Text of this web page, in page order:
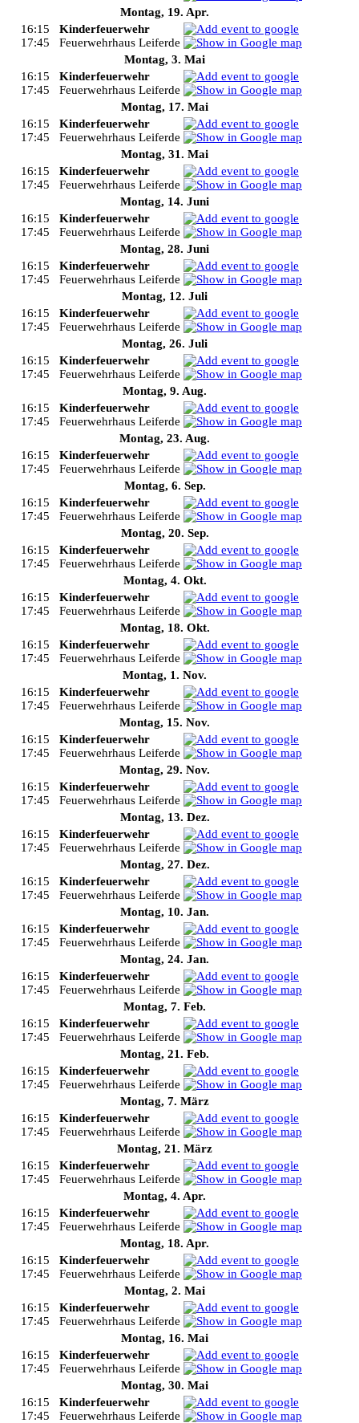
Montag, 19. Apr.
16:15
17:45
Kinderfeuerwehr
Feuerwehrhaus Leiferde
Montag, 3. Mai
16:15
17:45
Kinderfeuerwehr
Feuerwehrhaus Leiferde
Montag, 17. Mai
16:15
17:45
Kinderfeuerwehr
Feuerwehrhaus Leiferde
Montag, 31. Mai
16:15
17:45
Kinderfeuerwehr
Feuerwehrhaus Leiferde
Montag, 14. Juni
16:15
17:45
Kinderfeuerwehr
Feuerwehrhaus Leiferde
Montag, 28. Juni
16:15
17:45
Kinderfeuerwehr
Feuerwehrhaus Leiferde
Montag, 12. Juli
16:15
17:45
Kinderfeuerwehr
Feuerwehrhaus Leiferde
Montag, 26. Juli
16:15
17:45
Kinderfeuerwehr
Feuerwehrhaus Leiferde
Montag, 9. Aug.
16:15
17:45
Kinderfeuerwehr
Feuerwehrhaus Leiferde
Montag, 23. Aug.
16:15
17:45
Kinderfeuerwehr
Feuerwehrhaus Leiferde
Montag, 6. Sep.
16:15
17:45
Kinderfeuerwehr
Feuerwehrhaus Leiferde
Montag, 20. Sep.
16:15
17:45
Kinderfeuerwehr
Feuerwehrhaus Leiferde
Montag, 4. Okt.
16:15
17:45
Kinderfeuerwehr
Feuerwehrhaus Leiferde
Montag, 18. Okt.
16:15
17:45
Kinderfeuerwehr
Feuerwehrhaus Leiferde
Montag, 1. Nov.
16:15
17:45
Kinderfeuerwehr
Feuerwehrhaus Leiferde
Montag, 15. Nov.
16:15
17:45
Kinderfeuerwehr
Feuerwehrhaus Leiferde
Montag, 29. Nov.
16:15
17:45
Kinderfeuerwehr
Feuerwehrhaus Leiferde
Montag, 13. Dez.
16:15
17:45
Kinderfeuerwehr
Feuerwehrhaus Leiferde
Montag, 27. Dez.
16:15
17:45
Kinderfeuerwehr
Feuerwehrhaus Leiferde
Montag, 10. Jan.
16:15
17:45
Kinderfeuerwehr
Feuerwehrhaus Leiferde
Montag, 24. Jan.
16:15
17:45
Kinderfeuerwehr
Feuerwehrhaus Leiferde
Montag, 7. Feb.
16:15
17:45
Kinderfeuerwehr
Feuerwehrhaus Leiferde
Montag, 21. Feb.
16:15
17:45
Kinderfeuerwehr
Feuerwehrhaus Leiferde
Montag, 7. März
16:15
17:45
Kinderfeuerwehr
Feuerwehrhaus Leiferde
Montag, 21. März
16:15
17:45
Kinderfeuerwehr
Feuerwehrhaus Leiferde
Montag, 4. Apr.
16:15
17:45
Kinderfeuerwehr
Feuerwehrhaus Leiferde
Montag, 18. Apr.
16:15
17:45
Kinderfeuerwehr
Feuerwehrhaus Leiferde
Montag, 2. Mai
16:15
17:45
Kinderfeuerwehr
Feuerwehrhaus Leiferde
Montag, 16. Mai
16:15
17:45
Kinderfeuerwehr
Feuerwehrhaus Leiferde
Montag, 30. Mai
16:15
17:45
Kinderfeuerwehr
Feuerwehrhaus Leiferde